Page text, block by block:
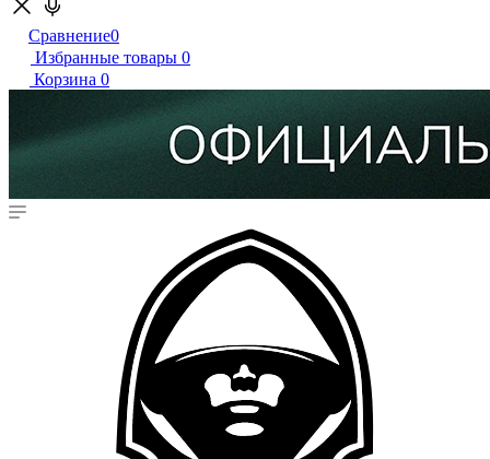
Сравнение0
Избранные товары 0
Корзина 0